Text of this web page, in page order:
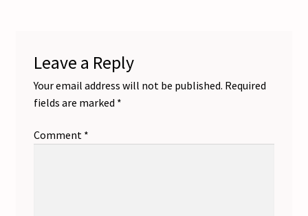
Leave a Reply
Your email address will not be published. Required
fields are marked *
Comment *